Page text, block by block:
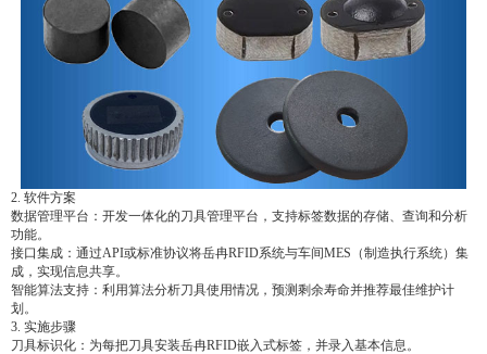
2. 软件方案
数据管理平台：开发一体化的刀具管理平台，支持标签数据的存储、查询和分析
功能。
接口集成：通过API或标准协议将岳冉RFID系统与车间MES（制造执行系统）集
成，实现信息共享。
智能算法支持：利用算法分析刀具使用情况，预测剩余寿命并推荐最佳维护计
划。
3. 实施步骤
刀具标识化：为每把刀具安装岳冉RFID嵌入式标签，并录入基本信息。